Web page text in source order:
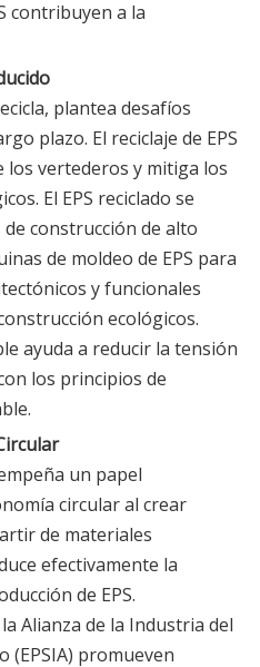
contribuyen a la
plantea desafíos
plazo. El reciclaje de EPS
los vertederos y mitiga los
El EPS reciclado se
construcción de alto
de moldeo de EPS para
y funcionales
ecológicos.
ayuda a reducir la tensión
los principios de
un papel
circular al crear
de materiales
efectivamente la
de EPS.
Alianza de la Industria del
(EPSIA) promueven